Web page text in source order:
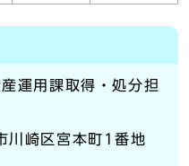
運用課取得・処分担
崎区宮本町1番地